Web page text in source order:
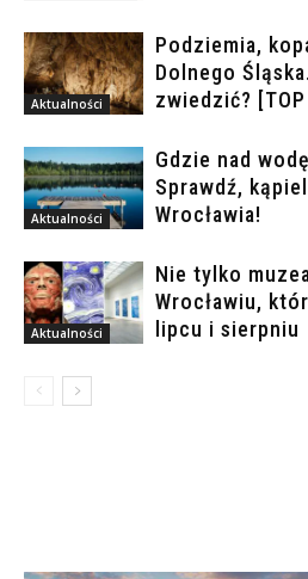
Aktualności
Podziemia,
Dolnego
zwiedzić? [TOP
Aktualności
Gdzie nad
Sprawdź,
Wrocławia!
Aktualności
Nie tylko
Wrocławiu,
lipcu i sierpniu